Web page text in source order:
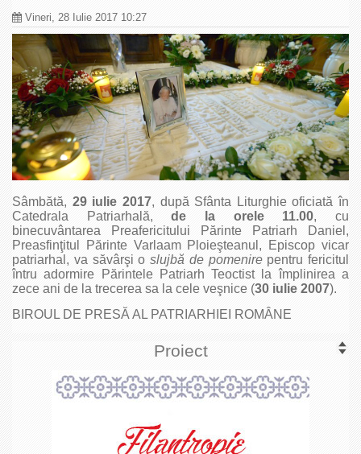
Vineri, 28 Iulie 2017 10:27
Sâmbătă, 29 iulie 2017, după Sfânta Liturghie oficiată în
Catedrala Patriarhală,de la orele 11.00, cu
binecuvântarea Preafericitului Părinte Patriarh Daniel,
Preasfinţitul Părinte Varlaam Ploieşteanul, Episcop vicar
patriarhal, va săvârşi o slujbă de pomenirepentru fericitul
întru adormire Părintele Patriarh Teoctist la împlinirea a
zece ani de la trecerea sa la cele veşnice (30 iulie 2007).
BIROUL DE PRESĂ AL PATRIARHIEI ROMÂNE
Proiect